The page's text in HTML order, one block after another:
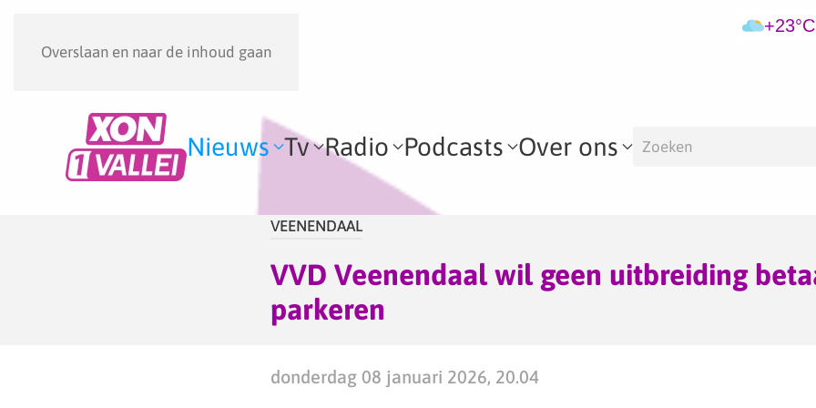
Overslaan en naar de inhoud gaan
+23°C
Nieuws Tv Radio Podcasts Over ons
VEENENDAAL
VVD Veenendaal wil geen uitbreiding
parkeren
donderdag 08 januari 2026, 20.04